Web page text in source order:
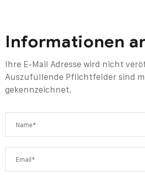
Informationen
Ihre E-Mail Adresse wird nicht
Auszufüllende Pflichtfelder sind
gekennzeichnet.